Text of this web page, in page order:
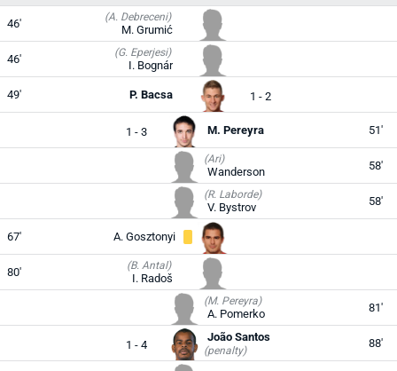
46' (A. Debreceni)
M. Grumić
46' (G. Eperjesi)
I. Bognár
49' P. Bacsa 1 - 2
1 - 3 M. Pereyra 51'
(Ari)
Wanderson 58'
(R. Laborde)
V. Bystrov 58'
67' A. Gosztonyi
80' (B. Antal)
I. Radoš
(M. Pereyra)
A. Pomerko 81'
1 - 4
João Santos
(penalty)
88'